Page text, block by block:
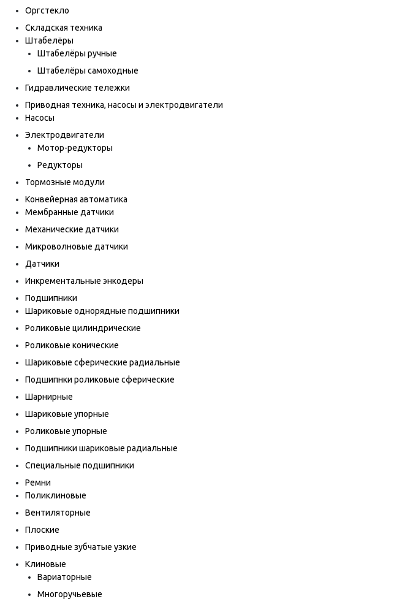
Оргстекло
Складская техника
Штабелёры
Штабелёры ручные
Штабелёры самоходные
Гидравлические тележки
Приводная техника, насосы и электродвигатели
Насосы
Электродвигатели
Мотор-редукторы
Редукторы
Тормозные модули
Конвейерная автоматика
Мембранные датчики
Механические датчики
Микроволновые датчики
Датчики
Инкрементальные энкодеры
Подшипники
Шариковые однорядные подшипники
Роликовые цилиндрические
Роликовые конические
Шариковые сферические радиальные
Подшипнки роликовые сферические
Шарнирные
Шариковые упорные
Роликовые упорные
Подшипники шариковые радиальные
Специальные подшипники
Ремни
Поликлиновые
Вентиляторные
Плоские
Приводные зубчатые узкие
Клиновые
Вариаторные
Многоручьевые